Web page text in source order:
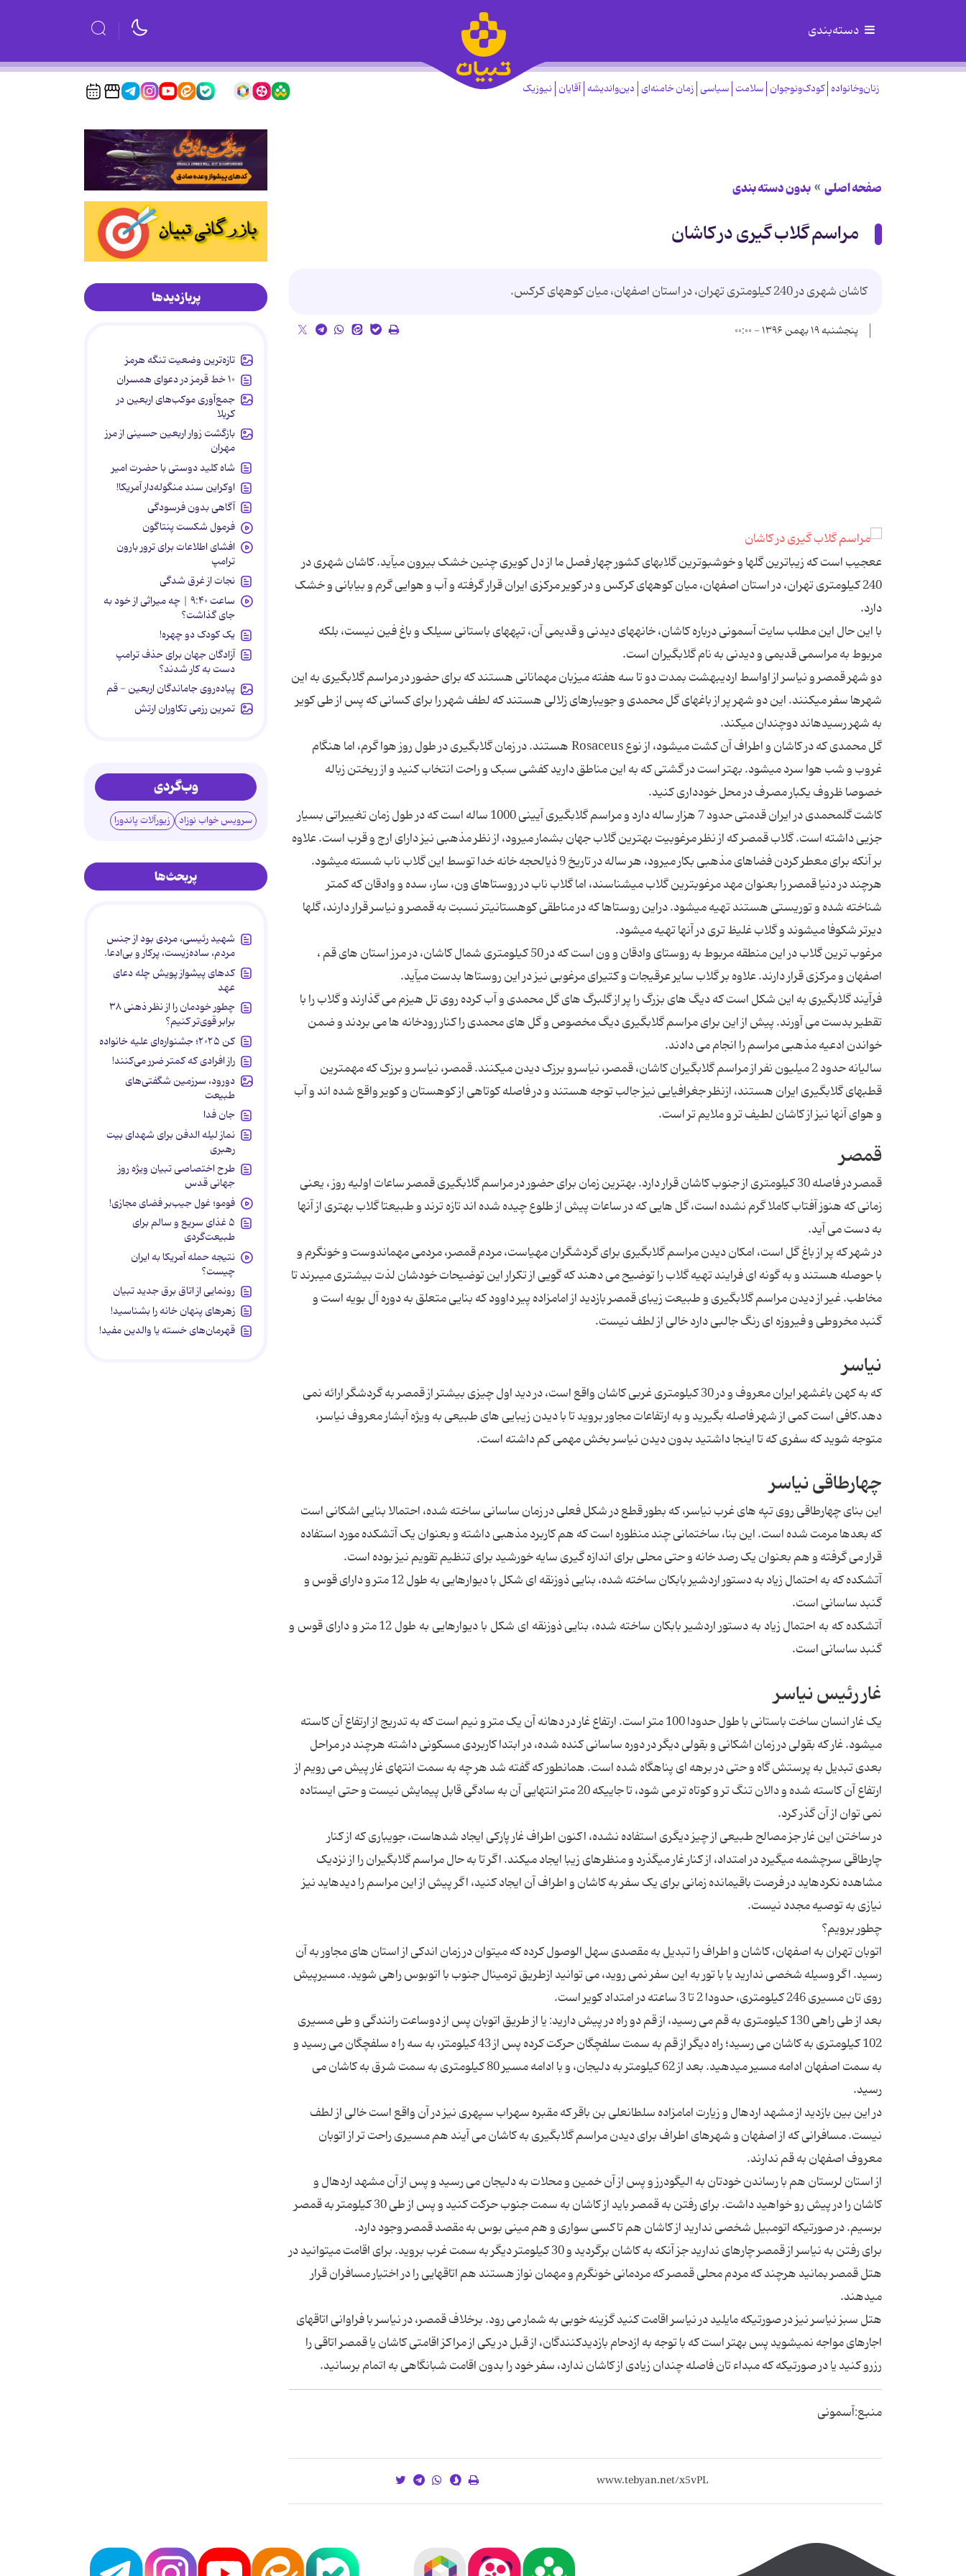
دسته‌بندی
زنان‌وخانواده کودک‌ونوجوان سلامت سیاسی زمان خامنه‌ای دین‌واندیشه آقایان نیوزیک
صفحه اصلی بدون دسته بندی
مراسم گلاب گیری در کاشان
کاشان شهری در 240 کیلومتری تهران، در استان اصفهان، میان کوه‎های کرکس.
پنجشنبه ۱۹ بهمن ۱۳۹۶ - ۰۰:۰۰
ععجیب است که زیباترین گل‎ها و خوشبوترین گلاب‎های کشور چهار فصل ما از دل کویری چنین خشک بیرون می‎آید. کاشان شهری در
240 کیلومتری تهران، در استان اصفهان، میان کوه‎های کرکس و در کویر مرکزی ایران قرار گرفته و آب و هوایی گرم و بیابانی و خشک
دارد.
با این حال این مطلب سایت آسمونی درباره کاشان، خانه‎های دیدنی و قدیمی آن، تپه‎های باستانی سیلک و باغ فین نیست، بلکه
مربوط به مراسمی قدیمی و دیدنی به نام گلابگیران است.
دو شهر قمصر و نیاسر از اواسط اردیبهشت بمدت دو تا سه هفته میزبان مهمانانی هستند که برای حضور در مراسم گلابگیری به این
شهرها سفر می‎کنند. این دو شهر پر از باغ‎های گل‎ محمدی و جویبارهای زلالی هستند که لطف شهر را برای کسانی که پس از طی کویر
به شهر رسیده‎اند دوچندان می‎کند.
گل محمدی که در کاشان و اطراف آن کشت می‎شود، از نوع Rosaceus هستند. در زمان گلابگیری در طول روز هوا گرم، اما هنگام
غروب و شب هوا سرد می‎شود. بهتر است در گشتی که به این مناطق دارید کفشی سبک و راحت انتخاب کنید و از ریختن زباله
خصوصا ظروف یکبار مصرف در محل خودداری کنید.
کاشت گل‎محمدی در ایران قدمتی حدود 7 هزار ساله دارد و مراسم گلابگیری آیینی 1000 ساله است که در طول زمان تغییراتی بسیار
جزیی داشته است. گلاب قمصر که از نظر مرغوبیت بهترین گلاب جهان بشمار می‎رود، از نظر مذهبی نیز دارای ارج و قرب است. علاوه
بر آنکه برای معطر کردن فضاهای مذهبی بکار می‎رود، هر ساله در تاریخ 9 ذی‎الحجه خانه خدا توسط این گلاب ناب شسته می‎شود.
هرچند در دنیا قمصر را بعنوان مهد مرغوب‎ترین گلاب می‎شناسند، اما گلاب ناب در روستاهای ون، سار، سده و وادقان که کمتر
شناخته شده و توریستی هستند تهیه می‎شود. دراین روستاها که در مناطقی کوهستانی‎تر نسبت به قمصر و نیاسر قرار دارند، گل‎ها
دیرتر شکوفا می‎شوند و گلاب غلیظ تری در آنها تهیه می‎شود.
مرغوب ترین گلاب در این منطقه مربوط به روستای وادقان و ون است که در 50 کیلومتری شمال کاشان، در مرز استان های قم ،
اصفهان و مرکزی قرار دارند. علاوه بر گلاب سایر عرقیجات و کتیرای مرغوبی نیز در این روستاها بدست می‎آید.
فرآیند گلابگیری به این شکل است که دیگ های بزرگ را پر از گلبرگ های گل محمدی و آب کرده روی تل هیزم می گذارند و گلاب را با
تقطیر بدست می آورند. پیش از این برای مراسم گلابگیری دیگ مخصوص و گل های محمدی را کنار رودخانه ها می بردند و ضمن
خواندن ادعیه مذهبی مراسم را انجام می دادند.
سالیانه حدود 2 میلیون نفر از مراسم گلابگیران کاشان، قمصر، نیاسرو برزک دیدن می‎کنند. قمصر، نیاسر و برزک که مهمترین
قطب‎های گلابگیری ایران هستند، ازنظر جغرافیایی نیز جالب توجه هستند و در فاصله کوتاهی از کوهستان و کویر واقع شده اند و آب
و هوای آنها نیز از کاشان لطیف تر و ملایم تر است.
قمصر
قمصر در فاصله 30 کیلومتری از جنوب کاشان قرار دارد. بهترین زمان برای حضور در مراسم گلابگیری قمصر ساعات اولیه روز ، یعنی
زمانی که هنوز آفتاب کاملا گرم نشده است، گل هایی که در ساعات پیش از طلوع چیده شده اند تازه ترند و طبیعتا گلاب بهتری از آنها
به دست می آید.
در شهر که پر از باغ گل است، امکان دیدن مراسم گلابگیری برای گردشگران مهیاست، مردم قمصر، مردمی مهماندوست و خونگرم و
با حوصله هستند و به گونه ای فرایند تهیه گلاب را توضیح می دهند که گویی از تکرار این توضیحات خودشان لذت بیشتری می‎برند تا
مخاطب. غیر از دیدن مراسم گلابگیری و طبیعت زیبای قمصر بازدید از امامزاده پیر داوود که بنایی متعلق به دوره آل بویه است و
گنبد مخروطی و فیروزه ای رنگ جالبی دارد خالی از لطف نیست.
نیاسر
که به کهن باغشهر ایران معروف و در 30 کیلومتری غربی کاشان واقع است، در دید اول چیزی بیشتر از قمصر به گردشگر ارائه نمی
دهد.کافی است کمی از شهر فاصله بگیرید و به ارتفاعات مجاور بروید تا با دیدن زیبایی‎ های طبیعی به ویژه آبشار معروف نیاسر،
متوجه شوید که سفری که تا اینجا داشتید بدون دیدن نیاسر بخش مهمی کم داشته است.
چهارطاقی نیاسر
این بنای چهارطاقی روی تپه های غرب نیاسر، که بطور قطع در شکل فعلی در زمان ساسانی ساخته شده، احتمالا بنایی اشکانی است
که بعدها مرمت شده است. این بنا، ساختمانی چند منظوره است که هم کاربرد مذهبی داشته و بعنوان یک آتشکده مورد استفاده
قرار می گرفته و هم بعنوان یک رصد خانه و حتی محلی برای اندازه گیری سایه خورشید برای تنظیم تقویم نیز بوده است.
آتشکده که به احتمال زیاد به دستور اردشیر بابکان ساخته شده، بنایی ذوزنقه ای شکل با دیوارهایی به طول 12 متر و دارای قوس و
گنبد ساسانی است.
آتشکده که به احتمال زیاد به دستور اردشیر بابکان ساخته شده، بنایی ذوزنقه ای شکل با دیوارهایی به طول 12 متر و دارای قوس و
گنبد ساسانی است.
غار رئیس نیاسر
یک غار انسان ساخت باستانی با طول حدودا 100 متر است. ارتفاع غار در دهانه آن یک متر و نیم است که به تدریج از ارتفاع آن کاسته
می‎شود. غار که بقولی در زمان اشکانی و بقولی دیگر در دوره ساسانی کنده شده، در ابتدا کاربردی مسکونی داشته هرچند در مراحل
بعدی تبدیل به پرستش گاه و حتی در برهه ای پناهگاه شده است. همانطور که گفته شد هر چه به سمت انتهای غار پیش می رویم از
ارتفاع آن کاسته شده و دالان تنگ تر و کوتاه تر می شود، تا جاییکه 20 متر انتهایی آن به سادگی قابل پیمایش نیست و حتی ایستاده
نمی توان از آن گذر کرد.
در ساختن این غار جز مصالح طبیعی از چیز دیگری استفاده نشده، اکنون اطراف غار پارکی ایجاد شده‎است، جویباری که از کنار
چارطاقی سرچشمه می‎گیرد در امتداد، از کنار غار می‎گذرد و منظره‎ای زیبا ایجاد می‎کند. اگر تا به حال مراسم گلابگیران را از نزدیک
مشاهده نکرده‎اید در فرصت باقیمانده زمانی برای یک سفر به کاشان و اطراف آن ایجاد کنید، اگر پیش از این مراسم را دیده‎اید نیز
نیازی به توصیه مجدد نیست.
چطور برویم؟
اتوبان تهران به اصفهان، کاشان و اطراف را تبدیل به مقصدی سهل الوصول کرده که می‎توان در زمان اندکی از استان های مجاور به آن
رسید. اگر وسیله شخصی ندارید یا با تور به این سفر نمی روید، می توانید ازطریق ترمینال جنوب با اتوبوس راهی شوید. مسیرپیش
روی تان مسیری 246 کیلومتری، حدودا 2 تا 3 ساعته در امتداد کویر است.
بعد از طی راهی 130 کیلومتری به قم می رسید، از قم دو راه در پیش دارید: یا از طریق اتوبان پس از دوساعت رانندگی و طی مسیری
102 کیلومتری به کاشان می رسید؛ راه دیگر از قم به سمت سلفچگان حرکت کرده پس از 43 کیلومتر، به سه را ه سلفچگان می رسید و
به سمت اصفهان ادامه مسیر می‎دهید. بعد از 62 کیلومتر به دلیجان، و با ادامه مسیر 80 کیلومتری به سمت شرق به کاشان می
رسید.
در این بین بازدید از مشهد اردهال و زیارت امامزاده سلطانعلی بن باقر که مقبره سهراب سپهری نیز در آن واقع است خالی از لطف
نیست. مسافرانی که از اصفهان و شهرهای اطراف برای دیدن مراسم گلابگیری به کاشان می آیند هم مسیری راحت تر از اتوبان
معروف اصفهان به قم ندارند.
از استان لرستان هم با رساندن خودتان به الیگودرز و پس از آن خمین و محلات به دلیجان می رسید و پس از آن مشهد اردهال و
کاشان را در پیش رو خواهید داشت. برای رفتن به قمصر باید از کاشان به سمت جنوب حرکت کنید و پس از طی 30 کیلومتر به قمصر
برسیم. در صورتیکه اتومبیل شخصی ندارید از کاشان هم تاکسی سواری و هم مینی بوس به مقصد قمصر وجود دارد.
برای رفتن به نیاسر از قمصر چاره‎ای ندارید جز آنکه به کاشان برگردید و 30 کیلومتر دیگر به سمت غرب بروید. برای اقامت می‎توانید در
هتل قمصر بمانید هرچند که مردم محلی قمصر که مردمانی خونگرم و مهمان نواز هستند هم اتاق‎هایی را در اختیار مسافران قرار
می‎دهند.
هتل سبز نیاسر نیز در صورتیکه مایلید در نیاسر اقامت کنید گزینه خوبی به شمار می رود. برخلاف قمصر، در نیاسر با فراوانی اتاق‎های
اجاره‎ای مواجه نمی‎شوید پس بهتر است که با توجه به ازدحام بازدیدکنندگان، از قبل در یکی از مراکز اقامتی کاشان یا قمصر اتاقی را
رزرو کنید یا در صورتیکه که مبداء تان فاصله چندان زیادی از کاشان ندارد، سفر خود را بدون اقامت شبانگاهی به اتمام برسانید.
منبع:آسمونی
پربازدیدها
تازه‌ترین وضعیت تنگه هرمز
۱۰ خط قرمز در دعوای همسران
جمع‌آوری موکب‌های اربعین در
کربلا
بازگشت زوار اربعین حسینی از مرز
مهران
شاه کلید دوستی با حضرت امیر
اوکراین سند منگوله‌دار آمریکا!
آگاهی بدون فرسودگی
فرمول شکست پنتاگون
افشای اطلاعات برای ترور بارون
ترامپ
نجات از غرق شدگی
ساعت ۹:۴۰ | چه میراثی از خود به
جای گذاشت؟
یک کودک دو چهره!
آزادگان جهان برای حذف ترامپ
دست به کار شدند؟
پیاده‌روی جاماندگان اربعین - قم
تمرین رزمی تکاوران ارتش
وب‌گردی
سرویس خواب نوزاد زیورآلات پاندورا
پربحث‌ها
شهید رئیسی، مردی بود از جنس
مردم، ساده‌زیست، پرکار و بی‌ادعا.
کدهای پیشواز پویش چله دعای
عهد
چطور خودمان را از نظر ذهنی ۳۸
برابر قوی‌تر کنیم؟
کن ۲۰۲۵؛ جشنواره‌ای علیه خانواده
راز افرادی که کمتر ضرر می‌کنند!
دورود، سرزمین شگفتی‌های
طبیعت
جان فدا
نماز لیله الدفن برای شهدای بیت
رهبری
طرح اختصاصی تبیان ویژه روز
جهانی قدس
فومو؛ غول جیب‌بر فضای مجازی!
۵ غذای سریع و سالم برای
طبیعت‌گردی
نتیجه حمله آمریکا به ایران
چیست؟
رونمایی از اتاق برق جدید تبیان
زهرهای پنهان خانه را بشناسید!
قهرمان‌های خسته یا والدین مفید!